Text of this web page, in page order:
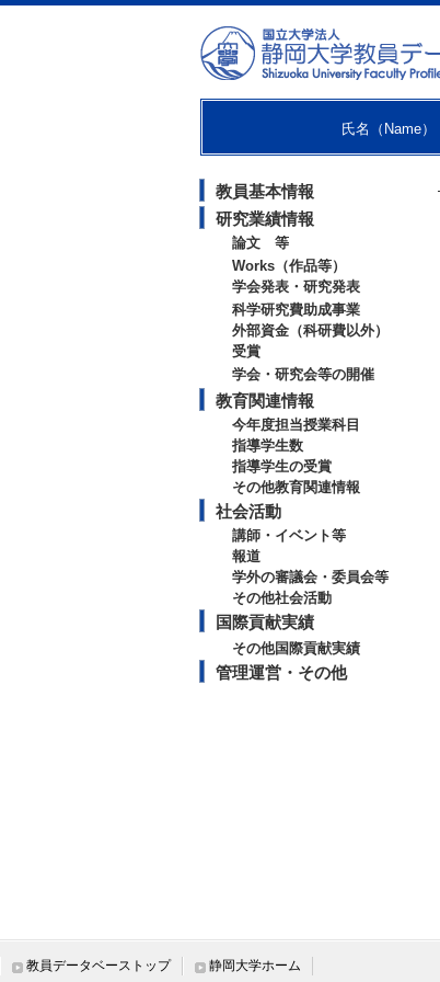
氏名（Name）
教員基本情報
研究業績情報
論文 等
Works（作品等）
学会発表・研究発表
科学研究費助成事業
外部資金（科研費以外）
受賞
学会・研究会等の開催
教育関連情報
今年度担当授業科目
指導学生数
指導学生の受賞
その他教育関連情報
社会活動
講師・イベント等
報道
学外の審議会・委員会等
その他社会活動
国際貢献実績
その他国際貢献実績
管理運営・その他
教員データベーストップ 静岡大学ホーム